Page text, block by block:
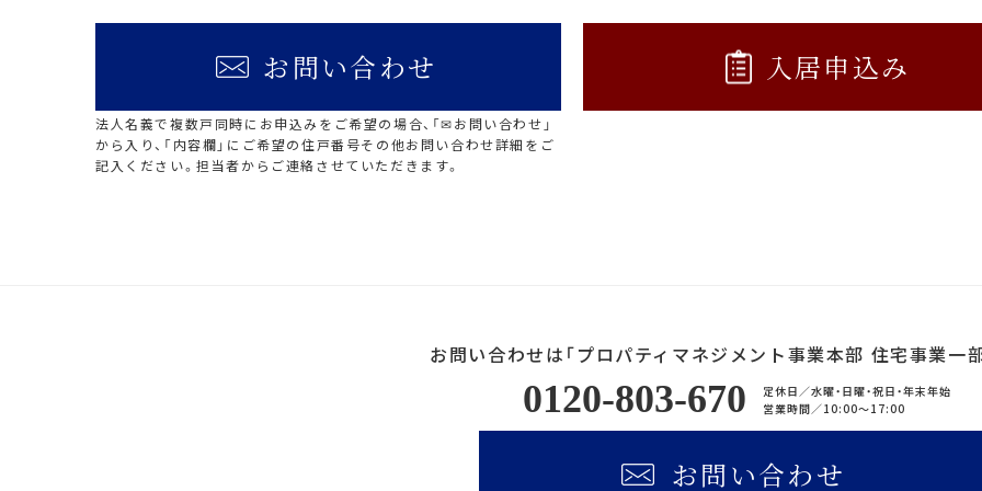
お問い合わせ
法人名義で複数戸同時にお申込みをご希望の場合、「✉お問い合わせ」
から入り、「内容欄」にご希望の住戸番号その他お問い合わせ詳細をご
記入ください。担当者からご連絡させていただきます。
入居申込み
お問い合わせは「プロパティマネジメント事業本部 住宅事業一
0120-803-670 定休日／水曜・日曜・祝日・年末年始
営業時間／10:00〜17:00
お問い合わせ